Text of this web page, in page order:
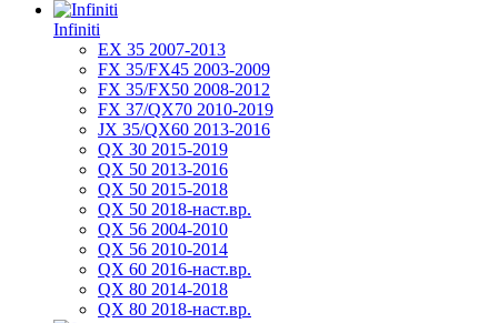
Infiniti
EX 35 2007-2013
FX 35/FX45 2003-2009
FX 35/FX50 2008-2012
FX 37/QX70 2010-2019
JX 35/QX60 2013-2016
QX 30 2015-2019
QX 50 2013-2016
QX 50 2015-2018
QX 50 2018-наст.вр.
QX 56 2004-2010
QX 56 2010-2014
QX 60 2016-наст.вр.
QX 80 2014-2018
QX 80 2018-наст.вр.